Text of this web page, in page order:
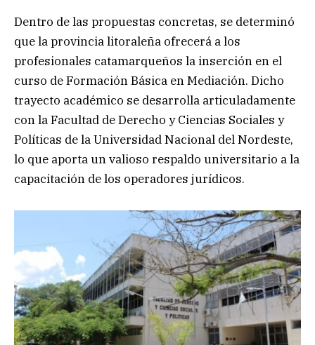
Dentro de las propuestas concretas, se determinó
que la provincia litoraleña ofrecerá a los
profesionales catamarqueños la inserción en el
curso de Formación Básica en Mediación. Dicho
trayecto académico se desarrolla articuladamente
con la Facultad de Derecho y Ciencias Sociales y
Políticas de la Universidad Nacional del Nordeste,
lo que aporta un valioso respaldo universitario a la
capacitación de los operadores jurídicos.